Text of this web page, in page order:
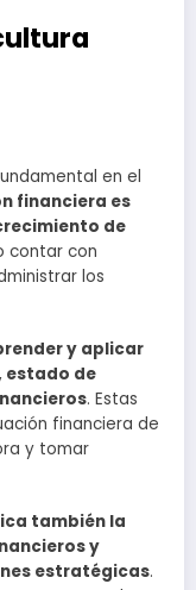
en el
financiera es
de
contar con
los
y aplicar
estado de
. Estas
financiera de
y tomar
también la
y
estratégicas.